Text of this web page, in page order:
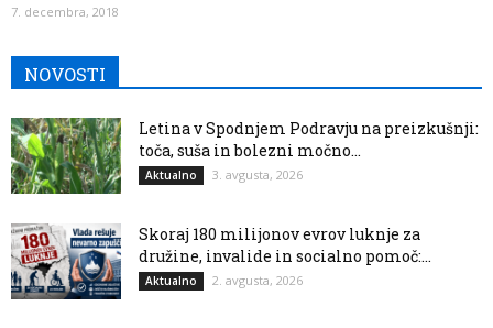
7. decembra, 2018
NOVOSTI
Letina v Spodnjem Podravju na preizkušnji:
toča, suša in bolezni močno...
Aktualno 3. avgusta, 2026
Skoraj 180 milijonov evrov luknje za
družine, invalide in socialno pomoč:...
Aktualno 2. avgusta, 2026